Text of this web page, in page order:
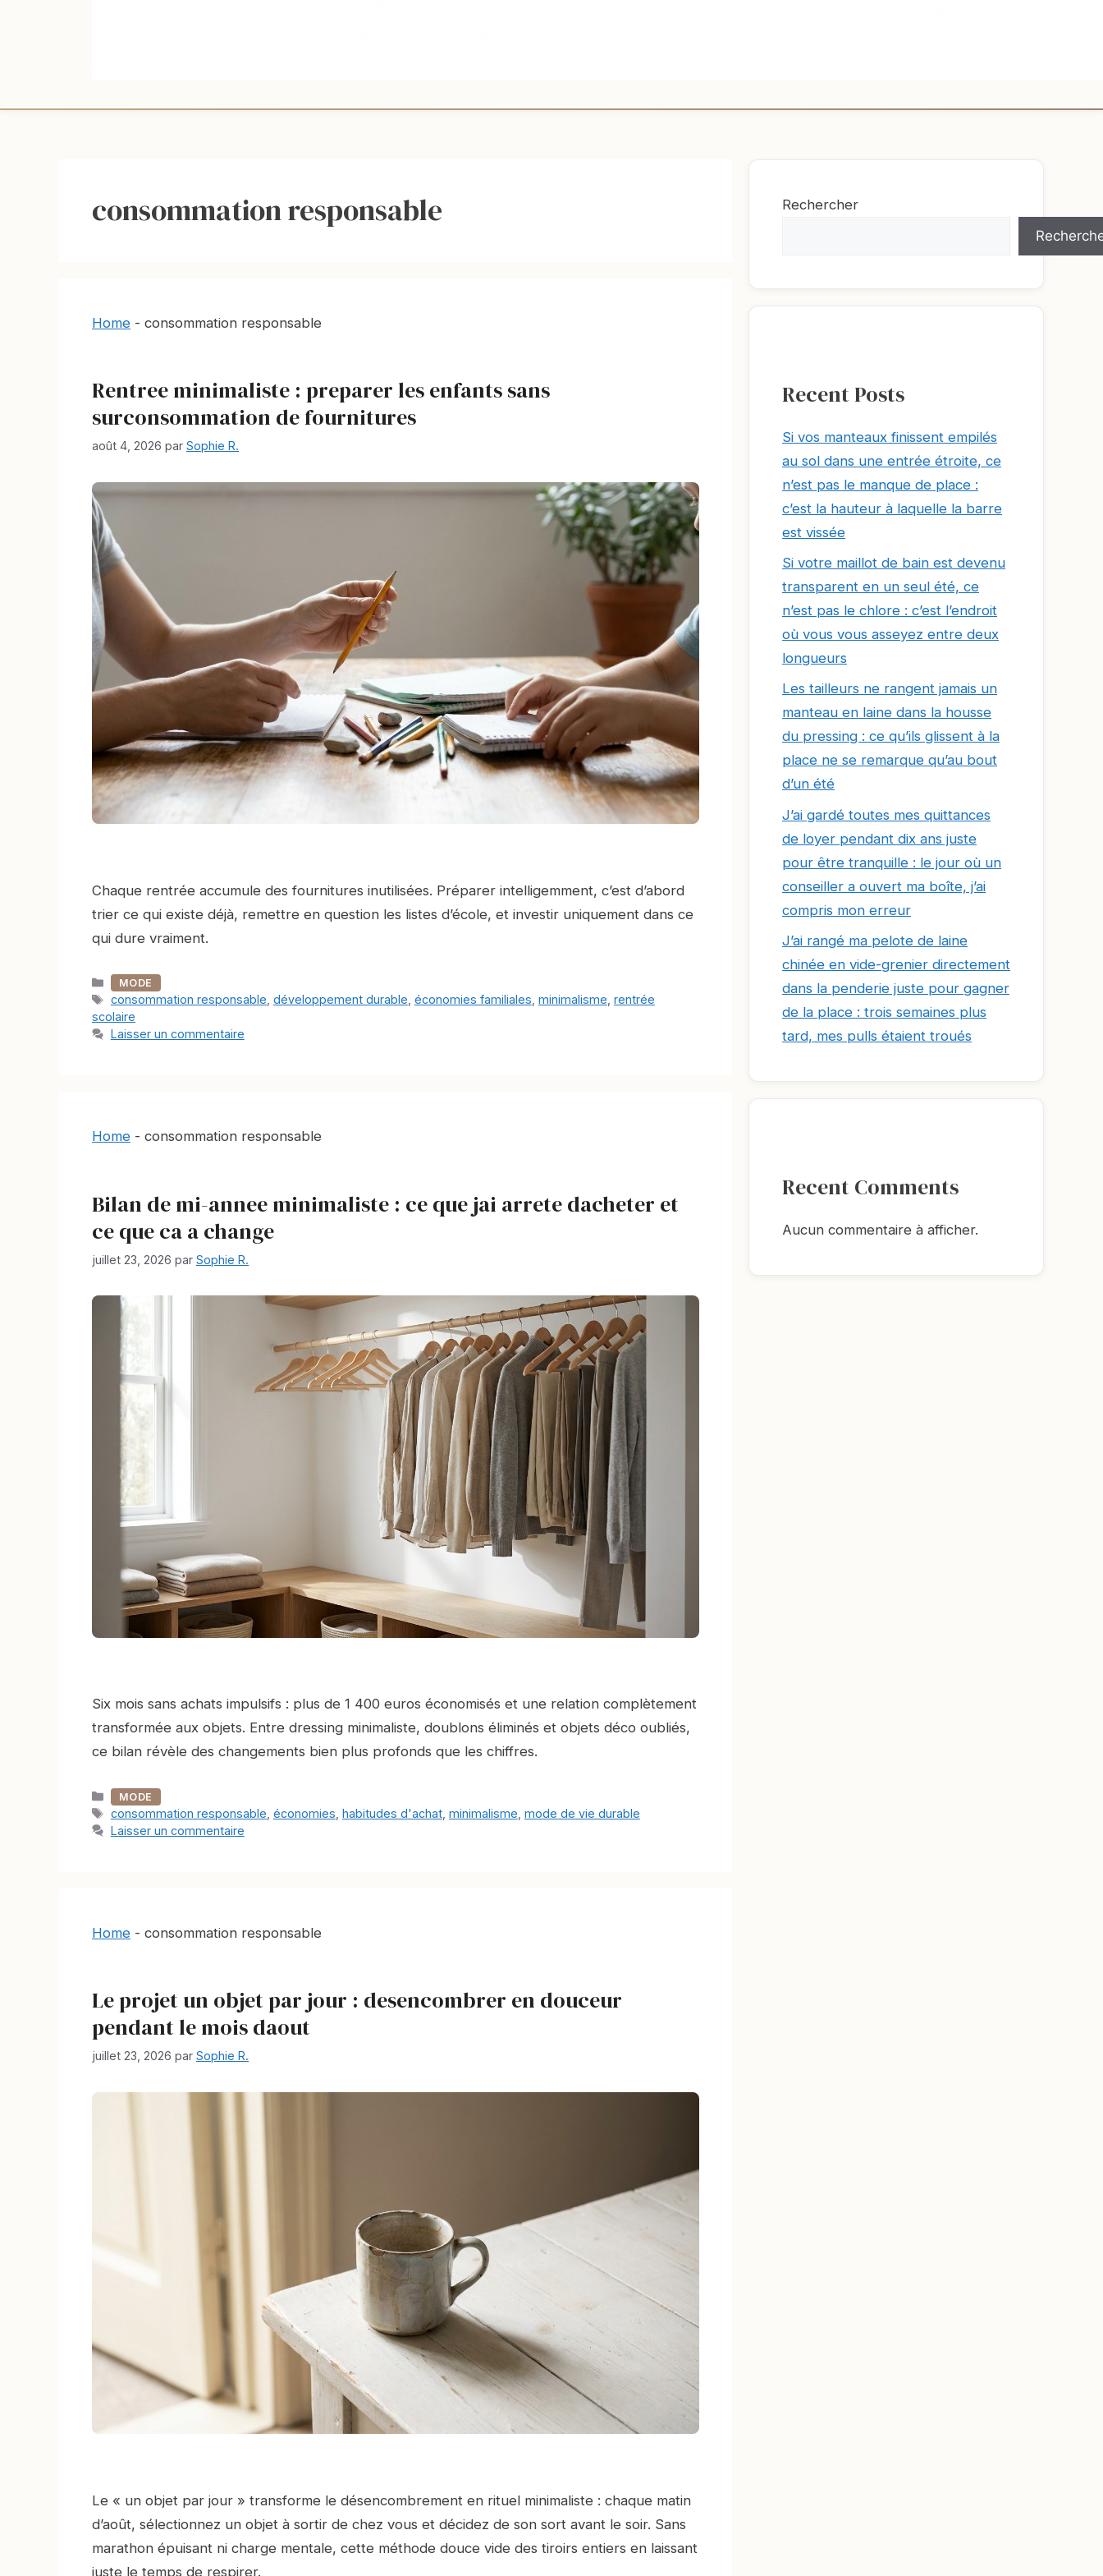
consommation responsable
Home - consommation responsable
Rentree minimaliste : preparer les enfants sans
surconsommation de fournitures
août 4, 2026 par Sophie R.
Chaque rentrée accumule des fournitures inutilisées. Préparer intelligemment, c’est d’abord
trier ce qui existe déjà, remettre en question les listes d’école, et investir uniquement dans ce
qui dure vraiment.
Catégories
MODE
Étiquettes
consommation responsable développement durable économies familiales minimalisme rentrée
scolaire
Laisser un commentaire
Home - consommation responsable
Bilan de mi-annee minimaliste : ce que jai arrete dacheter et
ce que ca a change
juillet 23, 2026 par Sophie R.
Six mois sans achats impulsifs : plus de 1 400 euros économisés et une relation complètement
transformée aux objets. Entre dressing minimaliste, doublons éliminés et objets déco oubliés,
ce bilan révèle des changements bien plus profonds que les chiffres.
Catégories
MODE
Étiquettes
consommation responsable économies habitudes d'achat, minimalisme mode de vie durable
Laisser un commentaire
Home - consommation responsable
Le projet un objet par jour : desencombrer en douceur
pendant le mois daout
juillet 23, 2026 par Sophie R.
Le « un objet par jour » transforme le désencombrement en rituel minimaliste : chaque matin
d’août, sélectionnez un objet à sortir de chez vous et décidez de son sort avant le soir. Sans
marathon épuisant ni charge mentale, cette méthode douce vide des tiroirs entiers en laissant
juste le temps de respirer.
Rechercher
Recent Posts
Si vos manteaux finissent empilés
au sol dans une entrée étroite, ce
n’est pas le manque de place :
c’est la hauteur à laquelle la barre
est vissée
Si votre maillot de bain est devenu
transparent en un seul été, ce
n’est pas le chlore : c’est l’endroit
où vous vous asseyez entre deux
longueurs
Les tailleurs ne rangent jamais un
manteau en laine dans la housse
du pressing : ce qu’ils glissent à la
place ne se remarque qu’au bout
d’un été
J’ai gardé toutes mes quittances
de loyer pendant dix ans juste
pour être tranquille : le jour où un
conseiller a ouvert ma boîte, j’ai
compris mon erreur
J’ai rangé ma pelote de laine
chinée en vide-grenier directement
dans la penderie juste pour gagner
de la place : trois semaines plus
tard, mes pulls étaient troués
Recent Comments
Aucun commentaire à afficher.